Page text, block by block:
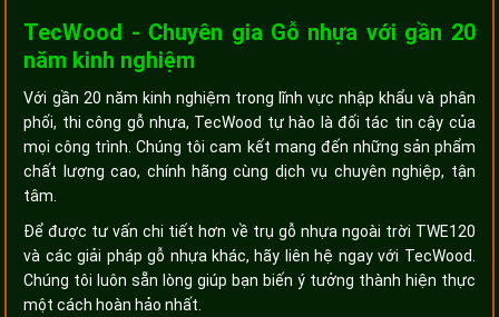
TecWood - Chuyên gia Gỗ nhựa với gần 20
năm kinh nghiệm
Với gần 20 năm kinh nghiệm trong lĩnh vực nhập khẩu và phân
phối, thi công gỗ nhựa, TecWood tự hào là đối tác tin cậy của
mọi công trình. Chúng tôi cam kết mang đến những sản phẩm
chất lượng cao, chính hãng cùng dịch vụ chuyên nghiệp, tận
tâm.
Để được tư vấn chi tiết hơn về trụ gỗ nhựa ngoài trời TWE120
và các giải pháp gỗ nhựa khác, hãy liên hệ ngay với TecWood.
Chúng tôi luôn sẵn lòng giúp bạn biến ý tưởng thành hiện thực
một cách hoàn hảo nhất.